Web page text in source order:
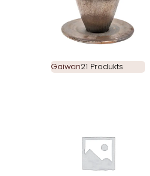
Gaiwan21 Produkts